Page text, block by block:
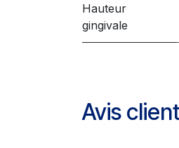
Hauteur
gingivale
Avis